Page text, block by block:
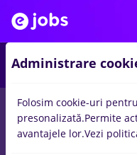
locuri de muncacu
Student, Entry-Level (< 2
Telecom
Administrare
Folosim cookie-uri
presonalizată.Permite
avantajele lor.Vezi